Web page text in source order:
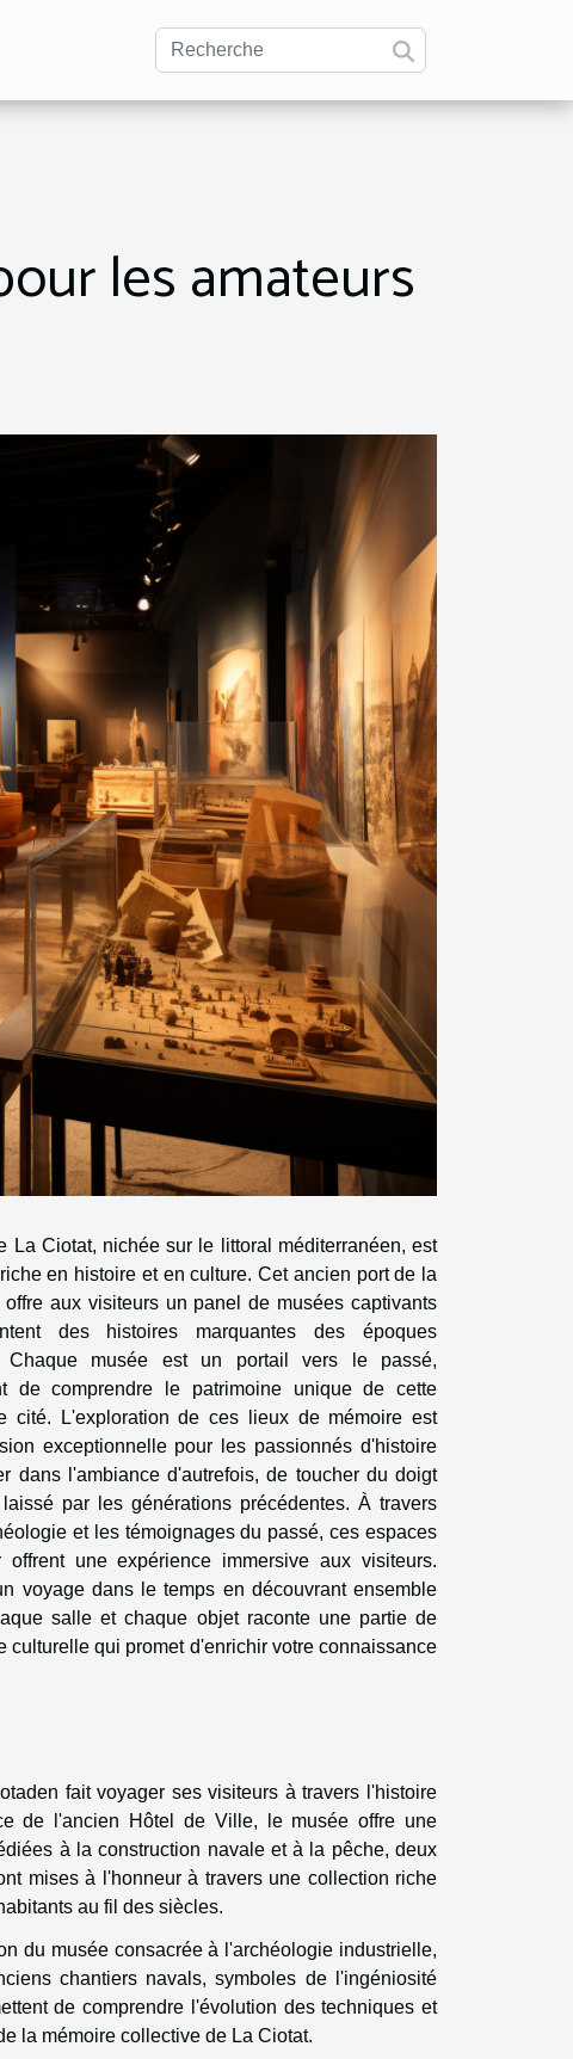
les amateurs
La Ciotat, nichée sur le littoral méditerranéen, est
en histoire et en culture. Cet ancien port de la
offre aux visiteurs un panel de musées captivants
des histoires marquantes des époques
Chaque musée est un portail vers le passé,
de comprendre le patrimoine unique de cette
cité. L'exploration de ces lieux de mémoire est
exceptionnelle pour les passionnés d'histoire
dans l'ambiance d'autrefois, de toucher du doigt
laissé par les générations précédentes. À travers
et les témoignages du passé, ces espaces
offrent une expérience immersive aux visiteurs.
voyage dans le temps en découvrant ensemble
salle et chaque objet raconte une partie de
culturelle qui promet d'enrichir votre connaissance
fait voyager ses visiteurs à travers l'histoire
de l'ancien Hôtel de Ville, le musée offre une
à la construction navale et à la pêche, deux
mises à l'honneur à travers une collection riche
au fil des siècles.
du musée consacrée à l'archéologie industrielle,
chantiers navals, symboles de l'ingéniosité
de comprendre l'évolution des techniques et
la mémoire collective de La Ciotat.